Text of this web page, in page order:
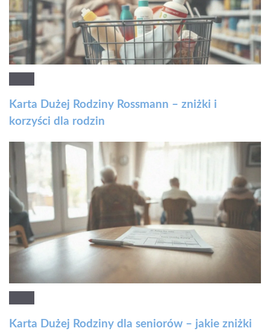
Karta Dużej Rodziny Rossmann – zniżki i
korzyści dla rodzin
Karta Dużej Rodziny dla seniorów – jakie zniżki